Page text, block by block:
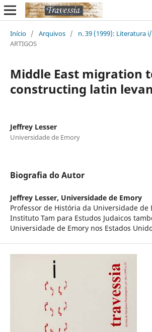
Início / Arquivos / n. 39 (1999): Literatura
ARTIGOS
Middle East migration
constructing latin
Jeffrey Lesser
Universidade de Emory
Biografia do Autor
Jeffrey Lesser, Universidade de Emory
Professor de História da Universidade de
Instituto Tam para Estudos Judaicos
Universidade de Emory nos Estados